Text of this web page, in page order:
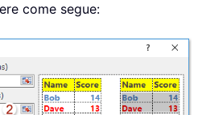
come segue: